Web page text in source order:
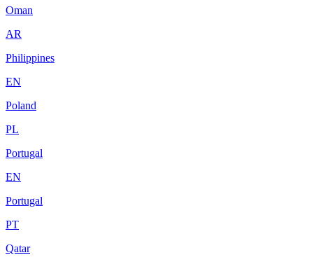
Oman
AR
Philippines
EN
Poland
PL
Portugal
EN
Portugal
PT
Qatar